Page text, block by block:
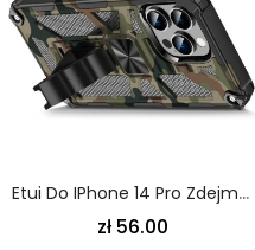
Etui Do IPhone 14 Pro Zdejmowane Wsparcie Kamuflażu
zł 56.00